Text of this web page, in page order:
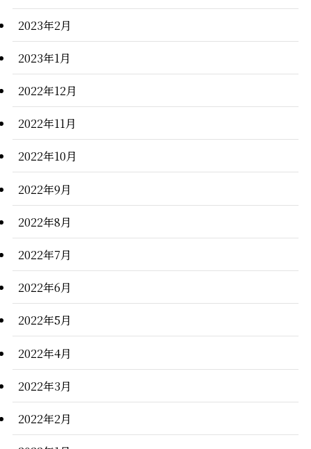
2023年2月
2023年1月
2022年12月
2022年11月
2022年10月
2022年9月
2022年8月
2022年7月
2022年6月
2022年5月
2022年4月
2022年3月
2022年2月